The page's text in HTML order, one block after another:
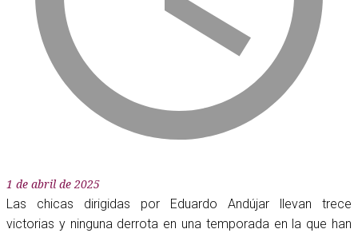
1 de abril de 2025
Las chicas dirigidas por Eduardo Andújar llevan trece
victorias y ninguna derrota en una temporada en la que han